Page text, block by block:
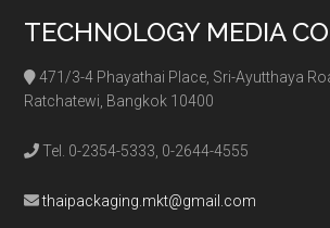
TECHNOLOGY MEDIA
471/3-4 Phayathai Place, Sri-Ayutthaya
Ratchatewi, Bangkok 10400
Tel. 0-2354-5333, 0-2644-4555
thaipackaging.mkt@gmail.com